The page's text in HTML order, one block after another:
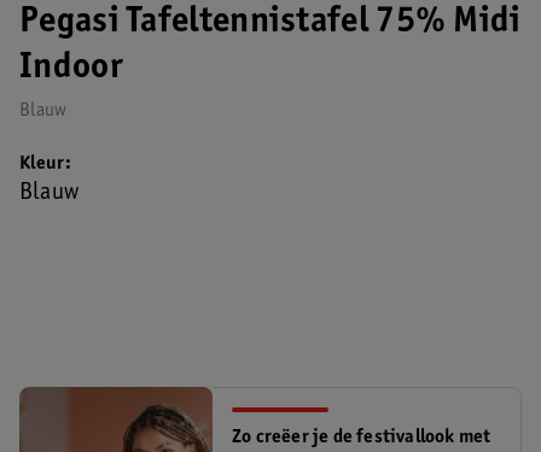
Pegasi Tafeltennistafel 75% Midi
Indoor
Blauw
Kleur
Blauw
Zo creëer je de festivallook met